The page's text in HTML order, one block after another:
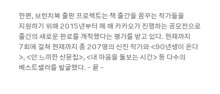
한편, 브런치북 출판 프로젝트는 책 출간을 꿈꾸는 작가들을
지원하기 위해 2015년부터 매 해 카카오가 진행하는 공모전으로
출간의 새로운 판로를 개척했다는 평가를 받고 있다. 현재까지
7회에 걸쳐 현재까지 총 207명의 신진 작가와 <90년생이 온다
>, <안 느끼한 산문집>, <내 마음을 돌보는 시간> 등 다수의
베스트셀러를 발굴했다. - 끝 -